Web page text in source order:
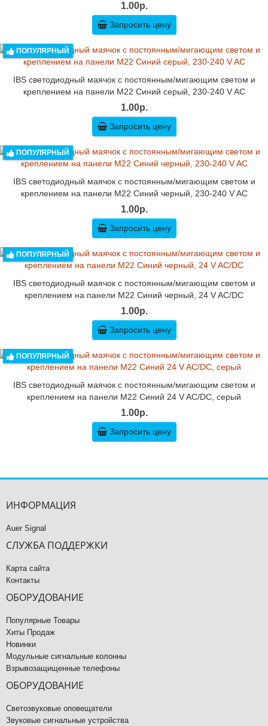
1.00р.
Запросить цену
ПОПУЛЯРНЫЙ
IBS светодиодный маячок с постоянным/мигающим светом и
креплением на панели M22 Синий серый, 230-240 V AC
1.00р.
Запросить цену
ПОПУЛЯРНЫЙ
IBS светодиодный маячок с постоянным/мигающим светом и
креплением на панели M22 Синий черный, 230-240 V AC
1.00р.
Запросить цену
ПОПУЛЯРНЫЙ
IBS светодиодный маячок с постоянным/мигающим светом и
креплением на панели M22 Синий черный, 24 V AC/DC
1.00р.
Запросить цену
ПОПУЛЯРНЫЙ
IBS светодиодный маячок с постоянным/мигающим светом и
креплением на панели M22 Синий 24 V AC/DC, серый
1.00р.
Запросить цену
ИНФОРМАЦИЯ
Auer Signal
СЛУЖБА ПОДДЕРЖКИ
Карта сайта
Контакты
ОБОРУДОВАНИЕ
Популярные Товары
Хиты Продаж
Новинки
Модульные сигнальные колонны
Взрывозащищенные телефоны
ОБОРУДОВАНИЕ
Светозвуковые оповещатели
Звуковые сигнальные устройства